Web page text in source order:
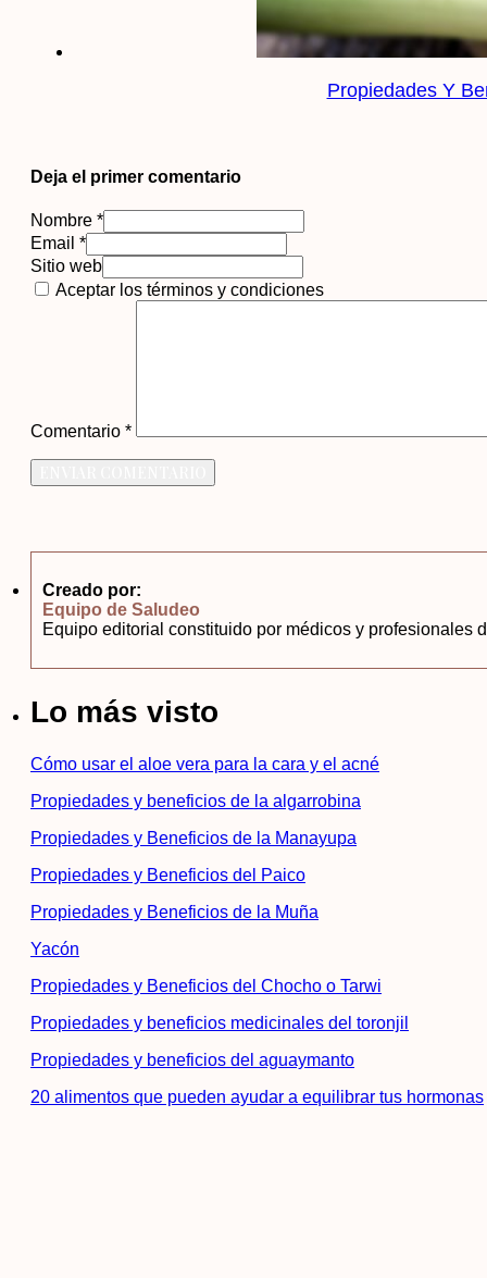
Propiedades Y
Deja el primer comentario
Nombre *
Email *
Sitio web
Aceptar los términos y condiciones
Comentario *
Creado por:
Equipo de Saludeo
Equipo editorial constituido por médicos y profesionales
Lo más visto
Cómo usar el aloe vera para la cara y el acné
Propiedades y beneficios de la algarrobina
Propiedades y Beneficios de la Manayupa
Propiedades y Beneficios del Paico
Propiedades y Beneficios de la Muña
Yacón
Propiedades y Beneficios del Chocho o Tarwi
Propiedades y beneficios medicinales del toronjil
Propiedades y beneficios del aguaymanto
20 alimentos que pueden ayudar a equilibrar tus hormonas